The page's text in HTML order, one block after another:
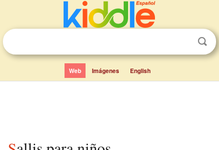
Web Imágenes English